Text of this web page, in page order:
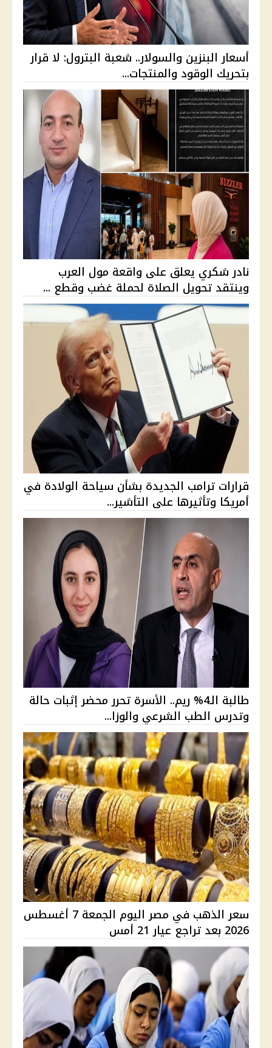
أسعار البنزين والسولار.. شعبة البترول: لا قرار
بتحريك الوقود والمنتجات...
نادر شكري يعلق على واقعة مول العرب
وينتقد تحويل الصلاة لحملة غضب وقطع ...
قرارات ترامب الجديدة بشأن سياحة الولادة في
أمريكا وتأثيرها على التأشير...
طالبة الـ4% ريم.. الأسرة تحرر محضر إثبات حالة
وتدرس الطب الشرعي والوزا...
سعر الذهب في مصر اليوم الجمعة 7 أغسطس
2026 بعد تراجع عيار 21 أمس